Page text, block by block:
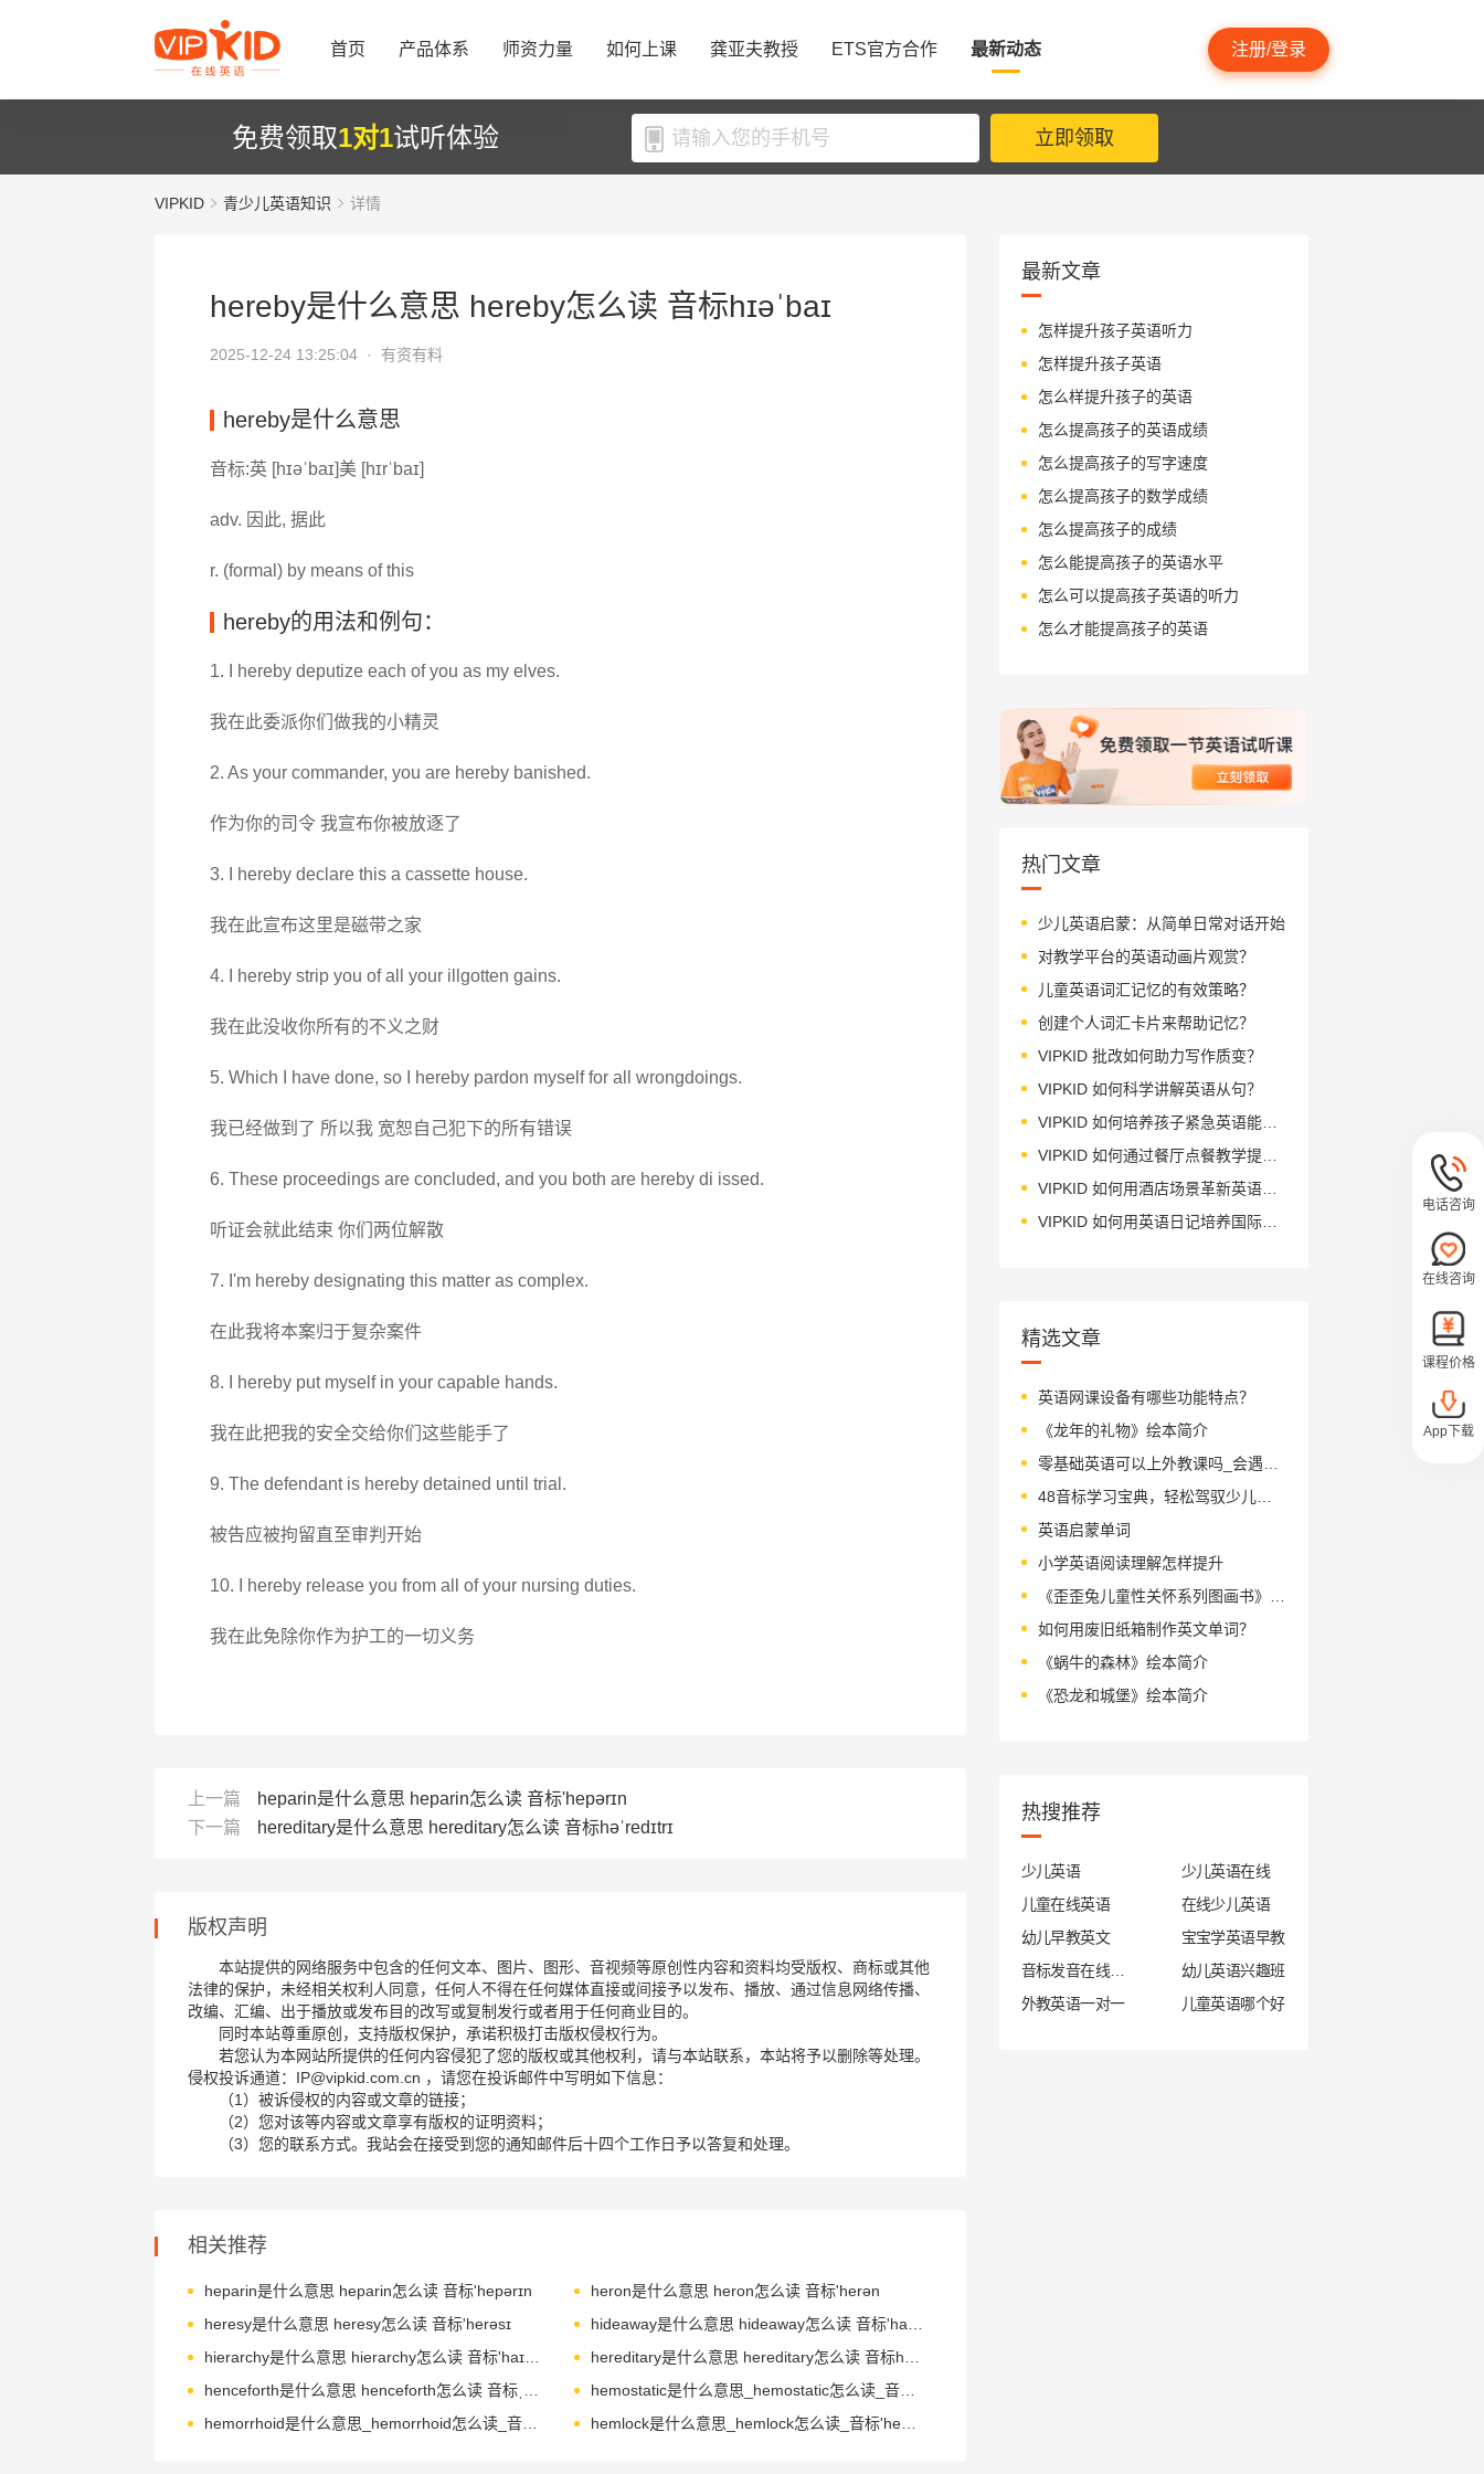
首页 产品体系 师资力量 如何上课 龚亚夫教授 ETS官方合作 最新动态 注册/登录
免费领取1对1试听体验 立即领取
VIPKID 青少儿英语知识 详情
hereby是什么意思 hereby怎么读 音标hɪəˈbaɪ
2025-12-24 13:25:04 · 有资有料
hereby是什么意思
音标:英 [hɪəˈbaɪ]美 [hɪrˈbaɪ]
adv. 因此, 据此
r. (formal) by means of this
hereby的用法和例句：
1. I hereby deputize each of you as my elves.
我在此委派你们做我的小精灵
2. As your commander, you are hereby banished.
作为你的司令 我宣布你被放逐了
3. I hereby declare this a cassette house.
我在此宣布这里是磁带之家
4. I hereby strip you of all your illgotten gains.
我在此没收你所有的不义之财
5. Which I have done, so I hereby pardon myself for all wrongdoings.
我已经做到了 所以我 宽恕自己犯下的所有错误
6. These proceedings are concluded, and you both are hereby di issed.
听证会就此结束 你们两位解散
7. I'm hereby designating this matter as complex.
在此我将本案归于复杂案件
8. I hereby put myself in your capable hands.
我在此把我的安全交给你们这些能手了
9. The defendant is hereby detained until trial.
被告应被拘留直至审判开始
10. I hereby release you from all of your nursing duties.
我在此免除你作为护工的一切义务
上一篇
heparin是什么意思 heparin怎么读 音标'hepərɪn
下一篇
hereditary是什么意思 hereditary怎么读 音标həˈredɪtrɪ
版权声明
本站提供的网络服务中包含的任何文本、图片、图形、音视频等原创性内容和资料均受版权、商标或其他
法律的保护，未经相关权利人同意，任何人不得在任何媒体直接或间接予以发布、播放、通过信息网络传播、
改编、汇编、出于播放或发布目的改写或复制发行或者用于任何商业目的。
同时本站尊重原创，支持版权保护，承诺积极打击版权侵权行为。
若您认为本网站所提供的任何内容侵犯了您的版权或其他权利，请与本站联系，本站将予以删除等处理。
侵权投诉通道：IP@vipkid.com.cn ，请您在投诉邮件中写明如下信息：
（1）被诉侵权的内容或文章的链接；
（2）您对该等内容或文章享有版权的证明资料；
（3）您的联系方式。我站会在接受到您的通知邮件后十四个工作日予以答复和处理。
相关推荐
heparin是什么意思 heparin怎么读 音标'hepərɪn
heron是什么意思 heron怎么读 音标'herən
heresy是什么意思 heresy怎么读 音标'herəsɪ
hierarchy是什么意思 hierarchy怎么读 音标'haɪərɑ-kɪ
hemostatic是什么意思_hemostatic怎么读_音标ˌhi-mə'stætɪk
hemorrhoid是什么意思_hemorrhoid怎么读_音标ˌhemə'rɒɪd
hemlock是什么意思_hemlock怎么读_音标'hemlɒk
最新文章
怎样提升孩子英语听力
怎样提升孩子英语
怎么样提升孩子的英语
怎么提高孩子的英语成绩
怎么提高孩子的写字速度
怎么提高孩子的数学成绩
怎么提高孩子的成绩
怎么能提高孩子的英语水平
怎么可以提高孩子英语的听力
怎么才能提高孩子的英语
热门文章
少儿英语启蒙：从简单日常对话开始
对教学平台的英语动画片观赏？
儿童英语词汇记忆的有效策略？
创建个人词汇卡片来帮助记忆？
VIPKID 批改如何助力写作质变？
VIPKID 如何科学讲解英语从句？
VIPKID 如何培养孩子紧急英语能力？
VIPKID 如何通过餐厅点餐教学提升少儿英语应用能力？
VIPKID 如何用酒店场景革新英语教学？
VIPKID 如何用英语日记培养国际化人才？
精选文章
英语网课设备有哪些功能特点？
《龙年的礼物》绘本简介
48音标学习宝典，轻松驾驭少儿英语
英语启蒙单词
小学英语阅读理解怎样提升
如何用废旧纸箱制作英文单词？
《蜗牛的森林》绘本简介
《恐龙和城堡》绘本简介
热搜推荐
少儿英语
少儿英语在线
儿童在线英语
在线少儿英语
幼儿早教英文
宝宝学英语早教
幼儿英语兴趣班
外教英语一对一
儿童英语哪个好
电话咨询
在线咨询
课程价格
App下载